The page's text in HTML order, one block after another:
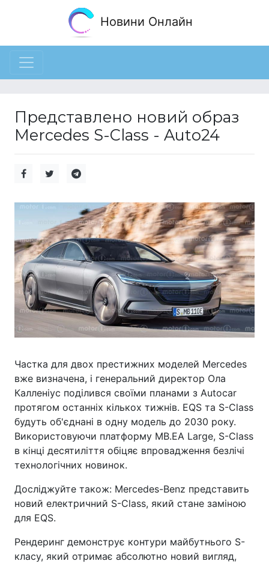
Новини Онлайн
Представлено новий образ
Mercedes S-Class - Auto24
Частка для двох престижних моделей Mercedes
вже визначена, і генеральний директор Ола
Калленіус поділився своїми планами з Autocar
протягом останніх кількох тижнів. EQS та S-Class
будуть об'єднані в одну модель до 2030 року.
Використовуючи платформу MB.EA Large, S-Class
в кінці десятиліття обіцяє впровадження безлічі
технологічних новинок.
Досліджуйте також: Mercedes-Benz представить
новий електричний S-Class, який стане заміною
для EQS.
Рендеринг демонструє контури майбутнього S-
класу, який отримає абсолютно новий вигляд,